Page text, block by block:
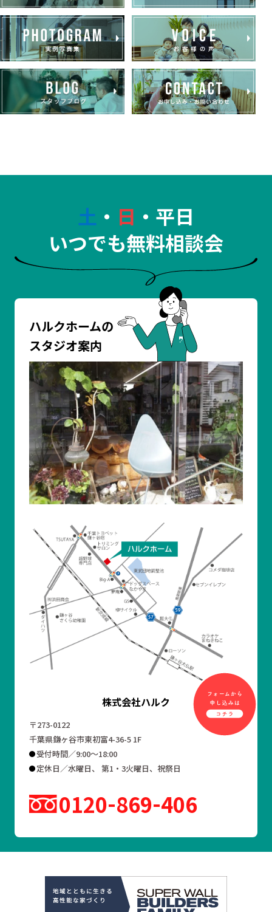
土 ・ 日 ・平日
いつでも無料相談会
ハルクホームの
スタジオ案内
株式会社ハルク
〒273-0122
千葉県鎌ヶ谷市東初富4-36-5 1F
受付時間／9:00～18:00
定休日／水曜日、 第1・3火曜日、祝祭日
0120 869 406